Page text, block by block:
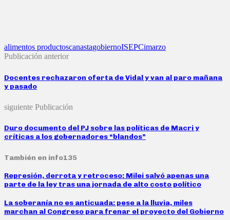
alimentos productoscanastagobiernoISEPCimarzo
Publicación anterior
Docentes rechazaron oferta de Vidal y van al paro mañana
y pasado
siguiente Publicación
Duro documento del PJ sobre las políticas de Macri y
críticas a los gobernadores “blandos”
También en info135
Represión, derrota y retroceso: Milei salvó apenas una
parte de la ley tras una jornada de alto costo político
La soberanía no es anticuada: pese a la lluvia, miles
marchan al Congreso para frenar el proyecto del Gobierno